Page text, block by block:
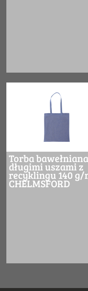
Torba
długimi uszami z
recyklingu 140 g/
CHELMSFORD